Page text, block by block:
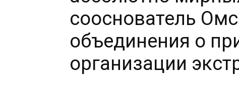
сооснователь
объединения о
организации